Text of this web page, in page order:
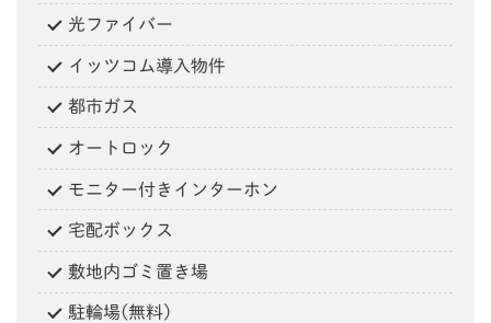
光ファイバー
イッツコム導入物件
都市ガス
オートロック
モニター付きインターホン
宅配ボックス
敷地内ゴミ置き場
駐輪場(無料)